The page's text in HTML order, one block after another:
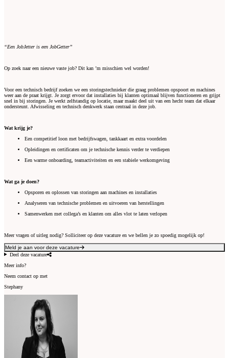
“Een JobJetter is een JobGetter”
Op zoek naar een nieuwe vaste job? Dit kan ’m misschien wel worden!
Voor een technisch bedrijf zoeken we een storingstechnieker die graag problemen opspoort en machines
weer aan de praat krijgt. Je zorgt ervoor dat installaties bij klanten optimaal blijven functioneren en grijpt
snel in bij storingen. Je werkt zelfstandig op locatie, maar maakt deel uit van een hecht team dat elkaar
ondersteunt. Afwisseling en technisch denkwerk staan centraal in deze job.
Wat krijg je?
Een competitief loon met bedrijfswagen, tankkaart en extra voordelen
Opleidingen en certificaten om je technische kennis verder te verdiepen
Een warme onboarding, teamactiviteiten en een stabiele werkomgeving
Wat ga je doen?
Opsporen en oplossen van storingen aan machines en installaties
Analyseren van technische problemen en uitvoeren van herstellingen
Samenwerken met collega’s en klanten om alles vlot te laten verlopen
Meer vragen of uitleg nodig? Solliciteer op deze vacature en we bellen je zo spoedig mogelijk op!
Meld je aan voor deze vacature
Deel deze vacature
Meer info?
Neem contact op met
Stephany